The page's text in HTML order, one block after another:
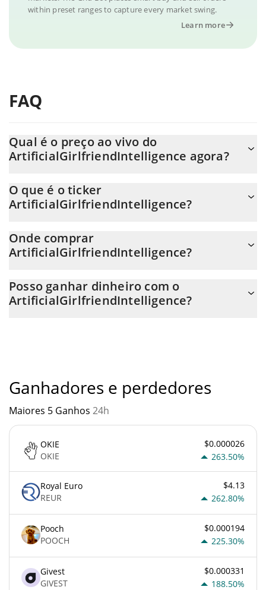
within preset ranges to capture every market swing.
Learn more
FAQ
Qual é o preço ao vivo do
ArtificialGirlfriendIntelligence agora?
$ 0.000003.
O que é o ticker
ArtificialGirlfriendIntelligence?
Onde comprar
ArtificialGirlfriendIntelligence?
troca ou via transferência p2p. E a melhor maneira de trocar
ArtificialGirlfriendIntelligence é através de um bot de 3commas.
Posso ganhar dinheiro com o
ArtificialGirlfriendIntelligence?
Ganhadores e perdedores
Maiores 5 Ganhos 24h
OKIE
OKIE
$0.000026
263.50%
Royal Euro
REUR
$4.13
262.80%
Pooch
POOCH
$0.000194
225.30%
Givest
GIVEST
$0.000331
188.50%